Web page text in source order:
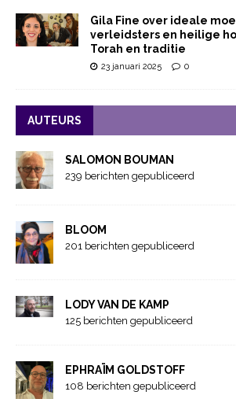
Gila Fine over ideale
verleidsters en heilige
Torah en traditie
23 januari 2025 0
AUTEURS
SALOMON BOUMAN
239 berichten gepubliceerd
BLOOM
201 berichten gepubliceerd
LODY VAN DE KAMP
125 berichten gepubliceerd
EPHRAÏM GOLDSTOFF
108 berichten gepubliceerd